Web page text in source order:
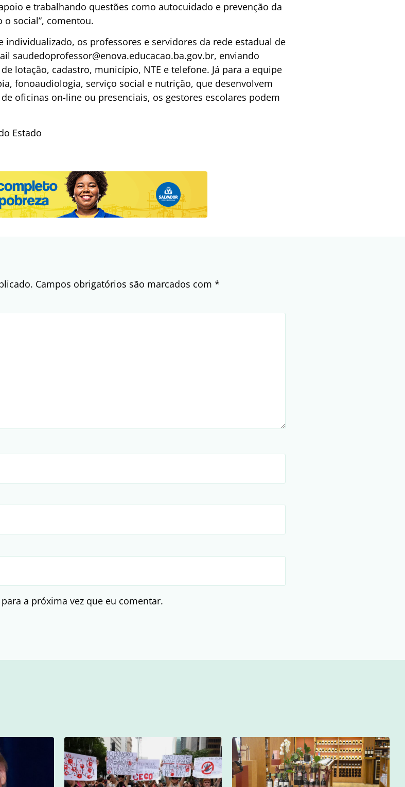
e trabalhando questões como autocuidado e prevenção da
social”, comentou.
os professores e servidores da rede estadual de
saudedoprofessor@enova.educacao.ba.gov.br, enviando
lotação, cadastro, município, NTE e telefone. Já para a equipe
fonoaudiologia, serviço social e nutrição, que desenvolvem
oficinas on-line ou presenciais, os gestores escolares podem
Estado
Campos obrigatórios são marcados com *
a próxima vez que eu comentar.